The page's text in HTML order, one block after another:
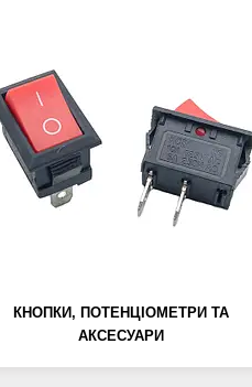
КНОПКИ, ПОТЕНЦІОМЕТРИ ТА
АКСЕСУАРИ